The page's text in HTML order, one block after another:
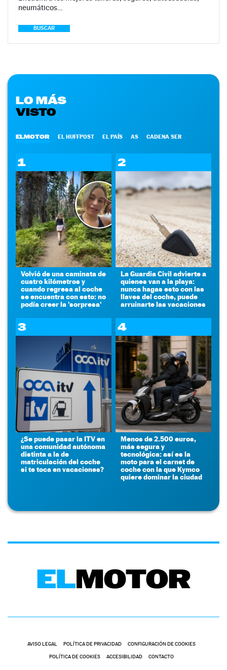
neumáticos…
BUSCAR
LO MÁS
VISTO
ELMOTOR EL HUFFPOST EL PAÍS AS CADENA SER
1
Volvió de una caminata de
cuatro kilómetros y
cuando regresa al coche
se encuentra con esto: no
podía creer la 'sorpresa'
2
La Guardia Civil advierte a
quienes van a la playa:
nunca hagas esto con las
llaves del coche, puede
arruinarte las vacaciones
3
¿Se puede pasar la ITV en
una comunidad autónoma
distinta a la de
matriculación del coche
si te toca en vacaciones?
4
Menos de 2.500 euros,
más segura y
tecnológica: así es la
moto para el carnet de
coche con la que Kymco
quiere dominar la ciudad
AVISO LEGAL POLÍTICA DE PRIVACIDAD CONFIGURACIÓN DE COOKIES
POLÍTICA DE COOKIES ACCESIBILIDAD CONTACTO